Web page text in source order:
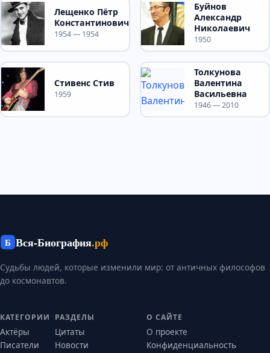
Лещенко Пётр
Константинович
1954 — 1954
Буйнов
Александр
Николаевич
1950
Стивенс Стив
1959
Толкунова
Валентина
Васильевна
1946 — 2010
Б Вся-Биография.рф
Судьбы людей, которые изменили мир: от античных философов
до космонавтов.
КАТЕГОРИИ
Актёры
Писатели
РАЗДЕЛЫ
Цитаты
Новости
О САЙТЕ
О проекте
Конфиденциальность